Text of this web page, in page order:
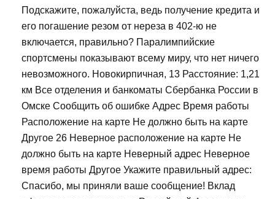
Подскажите, пожалуйста, ведь получение кредита и
его погашение резом от нереза в 402-ю не
включается, правильно? Паралимпийские
спортсмены показывают всему миру, что нет ничего
невозможного. Новокирпичная, 13 Расстояние: 1,21
км Все отделения и банкоматы Сбербанка России в
Омске Сообщить об ошибке Адрес Время работы
Расположение на карте Не должно быть на карте
Другое 26 Неверное расположение на карте Не
должно быть на карте Неверный адрес Неверное
время работы Другое Укажите правильный адрес:
Спасибо, мы приняли ваше сообщение! Вклад